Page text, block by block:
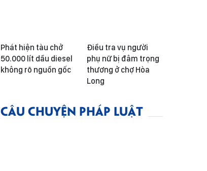
Phát hiện tàu chở
50.000 lít dầu diesel
không rõ nguồn gốc
Điều tra vụ người
phụ nữ bị đâm trọng
thương ở chợ Hòa
Long
CÂU CHUYỆN PHÁP LUẬT